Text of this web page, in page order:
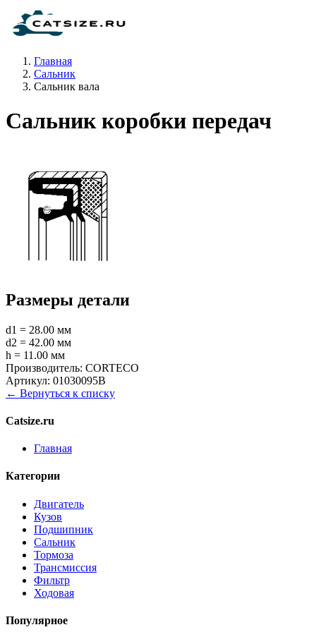
Главная
Сальник
Сальник вала
Сальник коробки передач
Размеры детали
d1 = 28.00 мм
d2 = 42.00 мм
h = 11.00 мм
Производитель: CORTECO
Артикул: 01030095B
← Вернуться к списку
Catsize.ru
Главная
Категории
Двигатель
Кузов
Подшипник
Сальник
Тормоза
Трансмиссия
Фильтр
Ходовая
Популярное